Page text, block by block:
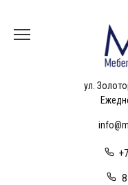
содержанию
ул.